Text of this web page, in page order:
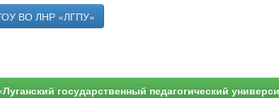
ВО ЛНР «ЛГПУ»
государственный педагогический